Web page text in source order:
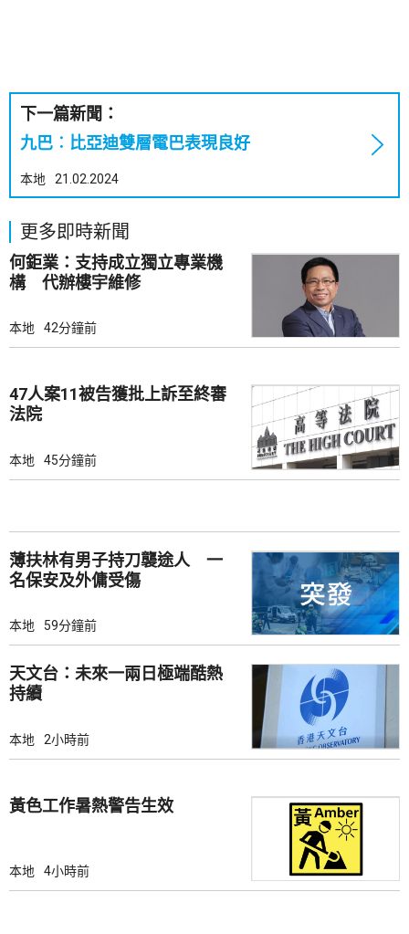
下一篇新聞：
九巴︰比亞迪雙層電巴表現良好
本地 21.02.2024
更多即時新聞
何鉅業：支持成立獨立專業機
構 代辦樓宇維修
本地 42分鐘前
47人案11被告獲批上訴至終審
法院
本地 45分鐘前
薄扶林有男子持刀襲途人 一
名保安及外傭受傷
本地 59分鐘前
天文台：未來一兩日極端酷熱
持續
本地 2小時前
黃色工作暑熱警告生效
本地 4小時前